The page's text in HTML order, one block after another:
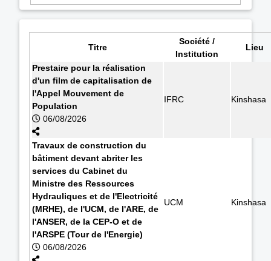
Titre
Société /
Institution
Lieu
Prestaire pour la réalisation
d'un film de capitalisation de
l'Appel Mouvement de
Population
06/08/2026
IFRC Kinshasa
Travaux de construction du
bâtiment devant abriter les
services du Cabinet du
Ministre des Ressources
Hydrauliques et de l'Electricité
(MRHE), de l'UCM, de l'ARE, de
l'ANSER, de la CEP-O et de
l'ARSPE (Tour de l'Energie)
06/08/2026
UCM Kinshasa